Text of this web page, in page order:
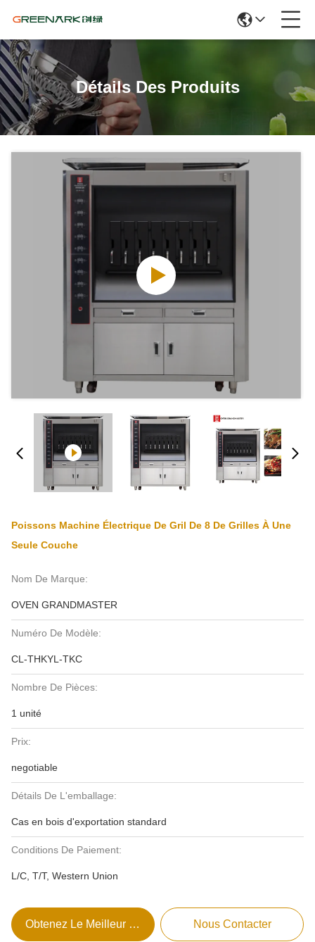
Détails Des Produits
Poissons Machine Électrique De Gril De 8 De Grilles À Une
Seule Couche
Nom De Marque:
OVEN GRANDMASTER
Numéro De Modèle:
CL-THKYL-TKC
Nombre De Pièces:
1 unité
Prix:
negotiable
Détails De L'emballage:
Cas en bois d'exportation standard
Conditions De Paiement:
L/C, T/T, Western Union
Obtenez Le Meilleur Prix Nous Contacter